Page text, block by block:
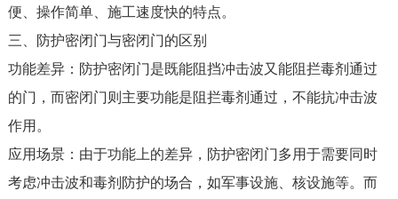
便、操作简单、施工速度快的特点。
三、防护密闭门与密闭门的区别
功能差异：防护密闭门是既能阻挡冲击波又能阻拦毒剂通过
的门，而密闭门则主要功能是阻拦毒剂通过，不能抗冲击波
作用。
应用场景：由于功能上的差异，防护密闭门多用于需要同时
考虑冲击波和毒剂防护的场合，如军事设施、核设施等。而